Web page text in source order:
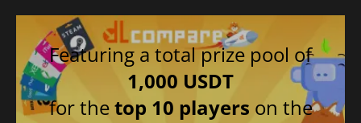
Featuring a total prize pool of
1,000 USDT
for thetop 10 players on the